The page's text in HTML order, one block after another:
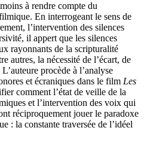
à rendre compte du
En interrogeant le sens de
l’intervention des silences
il appert que les silences
rayonnants de la scripturalité
autres, la nécessité de l’écart, de
procède à l’analyse
et écraniques dans le film Les
comment l’état de veille de la
et l’intervention des voix qui
réciproquement jouer le paradoxe
: la constante traversée de l’idéel